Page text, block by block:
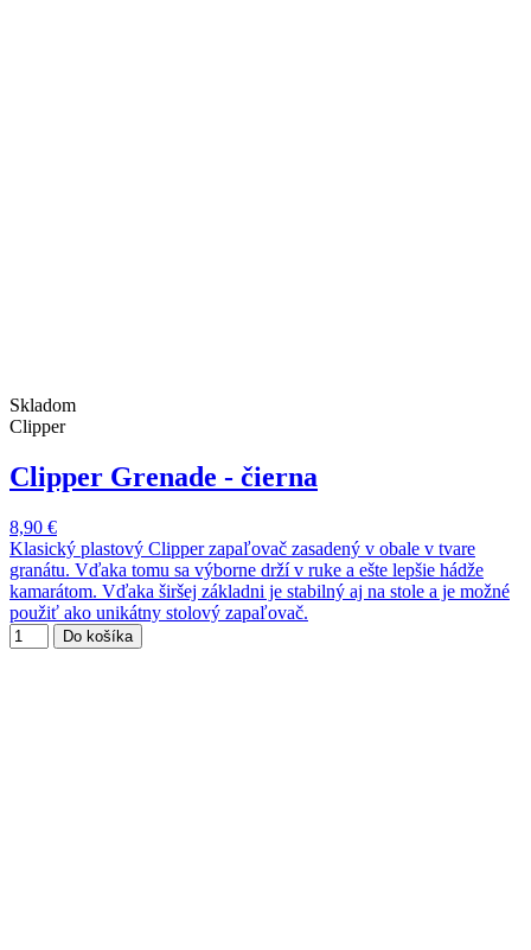
Skladom
Clipper
Clipper Grenade - čierna
8,90 €
Klasický plastový Clipper zapaľovač zasadený v obale v tvare
granátu. Vďaka tomu sa výborne drží v ruke a ešte lepšie hádže
kamarátom. Vďaka širšej základni je stabilný aj na stole a je možné
použiť ako unikátny stolový zapaľovač.
Do košíka